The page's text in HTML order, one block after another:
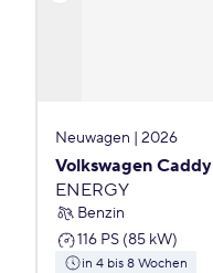
Neuwagen | 2026
Volkswagen Caddy
ENERGY
Benzin
116 PS (85 kW)
in 4 bis 8 Wochen